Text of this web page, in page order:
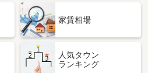
家賃相場
人気タウン
ランキング